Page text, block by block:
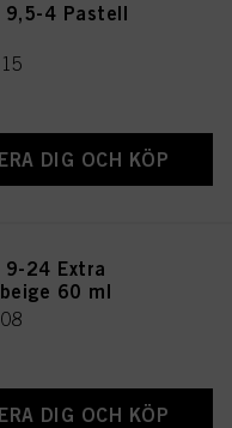
9,5-4 Pastell
DIG OCH KÖP
9-24 Extra
60 ml
DIG OCH KÖP